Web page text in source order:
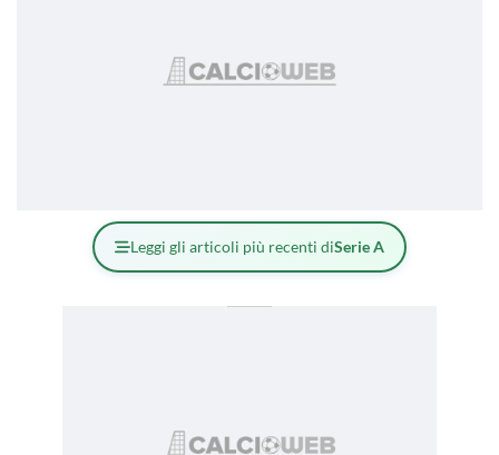
Leggi gli articoli più recenti diSerie A